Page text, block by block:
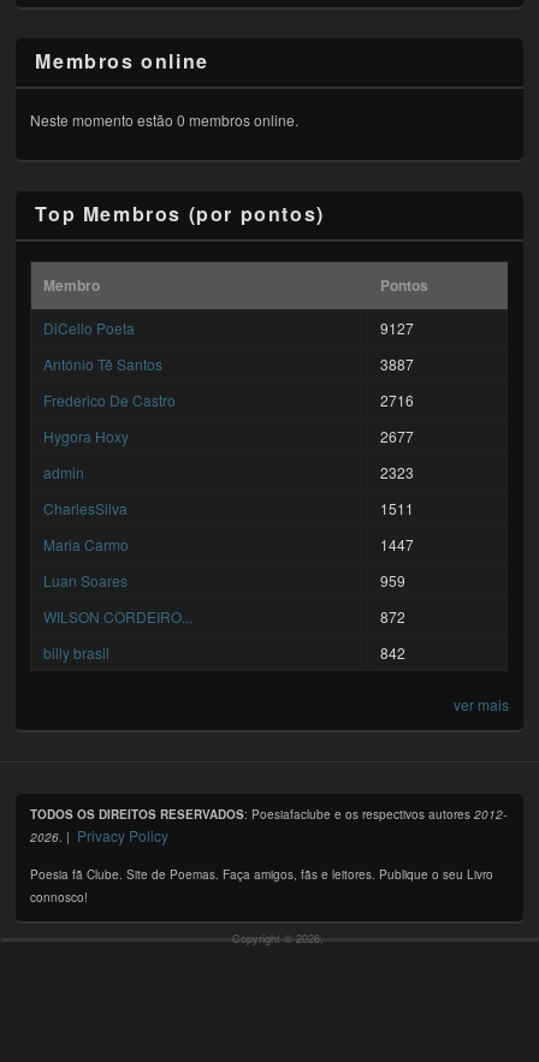
Membros online
Neste momento estão 0 membros online.
Top Membros (por pontos)
Membro Pontos
DiCello Poeta
9127
António Tê Santos
3887
Frederico De Castro
2716
Hygora Hoxy
2677
admin
2323
CharlesSilva
1511
Maria Carmo
1447
Luan Soares
959
WILSON CORDEIRO...
872
billy brasil
842
ver mais
TODOS OS DIREITOS RESERVADOS: Poesiafaclube e os respectivos autores2012-
2026 . | Privacy Policy
Poesia fã Clube. Site de Poemas. Faça amigos, fãs e leitores. Publique o seu Livro
connosco!
Copyright © 2026,